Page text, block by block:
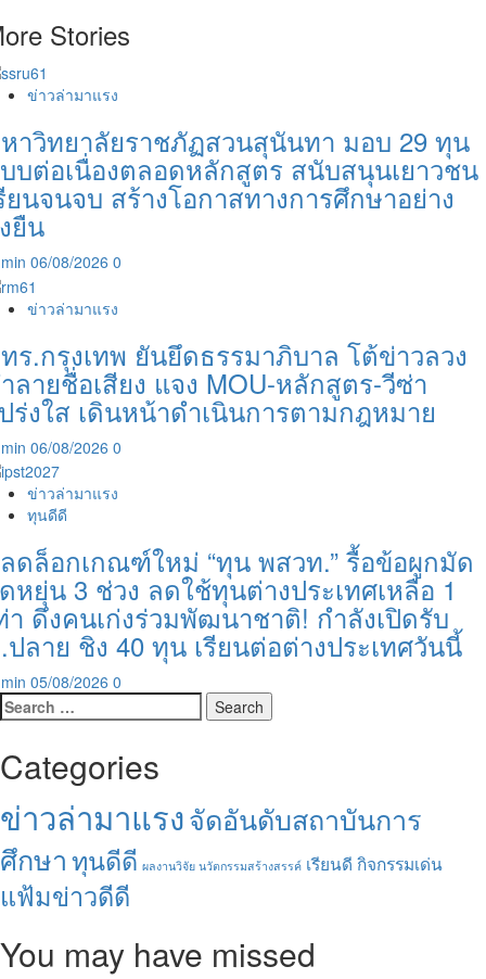
Stories
ข่าวล่ามาแรง
าวิทยาลัยราชภัฏสวนสุนันทา มอบ 29 ทุน
บต่อเนื่องตลอดหลักสูตร สนับสนุนเยาวชน
ยนจนจบ สร้างโอกาสทางการศึกษาอย่าง
ยืน
06/08/2026 0
ข่าวล่ามาแรง
ร.กรุงเทพ ยันยึดธรรมาภิบาล โต้ข่าวลวง
ลายชื่อเสียง แจง MOU-หลักสูตร-วีซ่า
ร่งใส เดินหน้าดำเนินการตามกฎหมาย
06/08/2026 0
ข่าวล่ามาแรง
ทุนดีดี
ดล็อกเกณฑ์ใหม่ “ทุน พสวท.” รื้อข้อผูกมัด
หยุ่น 3 ช่วง ลดใช้ทุนต่างประเทศเหลือ 1
า ดึงคนเก่งร่วมพัฒนาชาติ! กำลังเปิดรับ
ลาย ชิง 40 ทุน เรียนต่อต่างประเทศวันนี้
05/08/2026 0
Search
for:
Categories
ข่าวล่ามาแรงจัดอันดับสถาบันการ
ศึกษาทุนดีดี ผลงานวิจัย นวัตกรรมสร้างสรรค์ เรียนดี กิจกรรมเด่น
แฟ้มข่าวดีดี
You may have missed